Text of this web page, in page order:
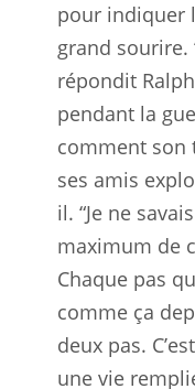
pour indiquer
grand sourire.
répondit
pendant la
comment son
ses amis
il. “Je ne
maximum de
Chaque pas
comme ça
deux pas.
une vie